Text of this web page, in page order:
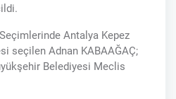
Antalya Kepez
seçilen Adnan KABAAĞAÇ;
Belediyesi Meclis